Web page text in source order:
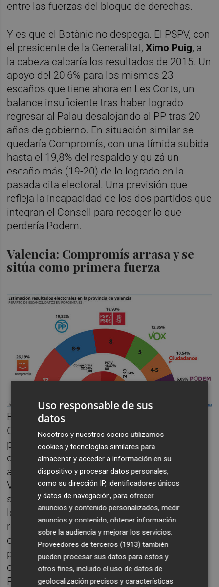
entre las fuerzas del bloque de derechas.
Y es que el Botànic no despega. El PSPV, con
el presidente de la Generalitat,Ximo Puig, a
la cabeza calcaría los resultados de 2015. Un
apoyo del 20,6% para los mismos 23
escaños que tiene ahora en Les Corts, un
balance insuficiente tras haber logrado
regresar al Palau desalojando al PP tras 20
años de gobierno. En situación similar se
quedaría Compromís, con una tímida subida
hasta el 19,8% del respaldo y quizá un
escaño más (19-20) de lo logrado en la
pasada cita electoral. Una previsión que
refleja la incapacidad de los dos partidos que
integran el Consell para recoger lo que
perdería Podem.
Valencia: Compromís arrasa y se
sitúa como primera fuerza
En cuanto a la distribución provincial,
Compromís consolidaría y aumentaría su
posición en Valencia, elevándose a los 12
diputados con casi cuatro puntos de
ascenso. El PP parece acusar el ascenso de
Vox y perdería entre tres y cuatro escaños
sumando entre ocho y nueve mientras que
los socialistas calcarían sus ocho
representantes de 2015. Vox irrumpiría
como cuarta fuerza política con cinco
parlamentarios por delante de Ciudadanos,
con una horquilla de 4-5, mientras que
Podem perdería tres hasta quedarse en dos
Uso responsable de sus
datos
Nosotros y nuestros socios utilizamos
cookies y tecnologías similares para
almacenar y acceder a información en su
dispositivo y procesar datos personales,
como su dirección IP, identificadores únicos
y datos de navegación, para ofrecer
anuncios y contenido personalizados, medir
anuncios y contenido, obtener información
sobre la audiencia y mejorar los servicios.
Proveedores de terceros (1913) también
pueden procesar sus datos para estos y
otros fines, incluido el uso de datos de
geolocalización precisos y características